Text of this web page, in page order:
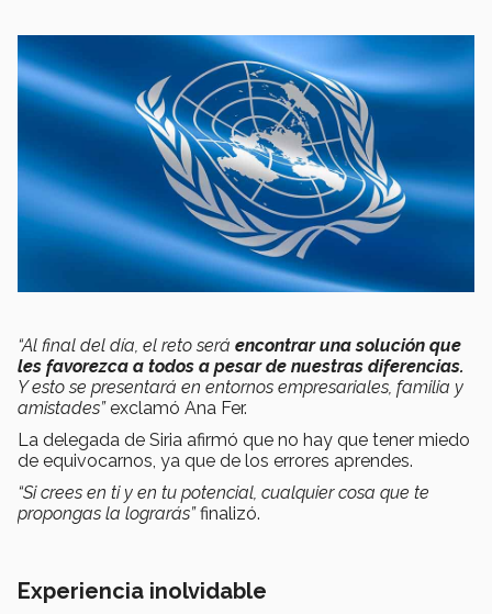
“Al final del día, el reto será encontrar una solución que
les favorezca a todos a pesar de nuestras diferencias.
Y esto se presentará en entornos empresariales, familia y
amistades”exclamó Ana Fer.
La delegada de Siria afirmó que no hay que tener miedo
de equivocarnos, ya que de los errores aprendes.
“Si crees en ti y en tu potencial, cualquier cosa que te
propongas la lograrás”finalizó.
Experiencia inolvidable